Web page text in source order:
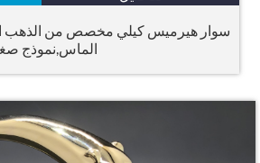
الماس,نموذج صغير